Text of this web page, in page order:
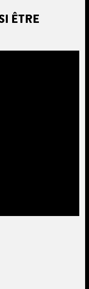
ÊTRE